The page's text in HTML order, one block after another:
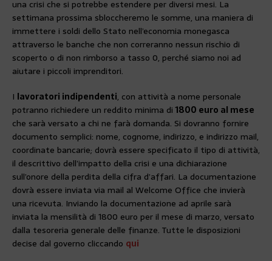
una crisi che si potrebbe estendere per diversi mesi. La
settimana prossima sbloccheremo le somme, una maniera di
immettere i soldi dello Stato nell’economia monegasca
attraverso le banche che non correranno nessun rischio di
scoperto o di non rimborso a tasso 0, perché siamo noi ad
aiutare i piccoli imprenditori.
I lavoratori indipendenti, con attività a nome personale
potranno richiedere un reddito minima di1800 euro al mese
che sarà versato a chi ne farà domanda. Si dovranno fornire
documento semplici: nome, cognome, indirizzo, e indirizzo mail,
coordinate bancarie; dovrà essere specificato il tipo di attività,
il descrittivo dell’impatto della crisi e una dichiarazione
sull’onore della perdita della cifra d’affari. La documentazione
dovrà essere inviata via mail al Welcome Office che invierà
una ricevuta. Inviando la documentazione ad aprile sarà
inviata la mensilità di 1800 euro per il mese di marzo, versato
dalla tesoreria generale delle finanze. Tutte le disposizioni
decise dal governo cliccando qui